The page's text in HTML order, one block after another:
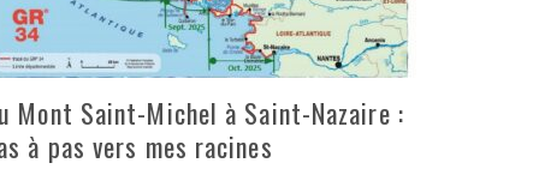
Mont Saint-Michel à Saint-Nazaire :
à pas vers mes racines